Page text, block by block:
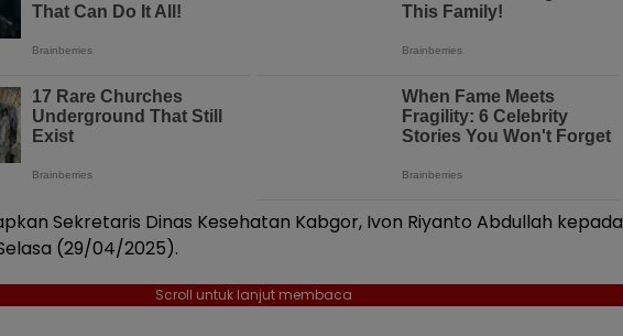
Sekretaris Dinas Kesehatan Kabgor, Ivon Riyanto Abdullah kepada
(29/04/2025).
Scroll untuk lanjut membaca